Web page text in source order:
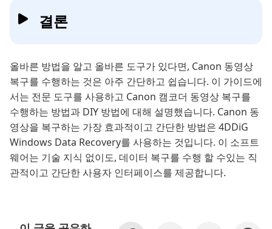
결론
올바른 방법을 알고 올바른 도구가 있다면, Canon 동영상
복구를 수행하는 것은 아주 간단하고 쉽습니다. 이 가이드에
서는 전문 도구를 사용하고 Canon 캠코더 동영상 복구를
수행하는 방법과 DIY 방법에 대해 설명했습니다. Canon 동
영상을 복구하는 가장 효과적이고 간단한 방법은 4DDiG
Windows Data Recovery를 사용하는 것입니다. 이 소프트
웨어는 기술 지식 없이도, 데이터 복구를 수행 할 수있는 직
관적이고 간단한 사용자 인터페이스를 제공합니다.